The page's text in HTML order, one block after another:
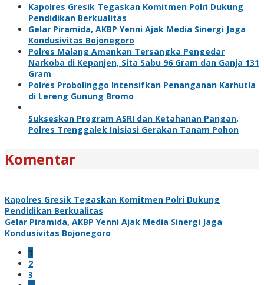
Kapolres Gresik Tegaskan Komitmen Polri Dukung
Pendidikan Berkualitas
Gelar Piramida, AKBP Yenni Ajak Media Sinergi Jaga
Kondusivitas Bojonegoro
Polres Malang Amankan Tersangka Pengedar
Narkoba di Kepanjen, Sita Sabu 96 Gram dan Ganja 131
Gram
Polres Probolinggo Intensifkan Penanganan Karhutla
di Lereng Gunung Bromo
Sukseskan Program ASRI dan Ketahanan Pangan,
Polres Trenggalek Inisiasi Gerakan Tanam Pohon
Komentar
Kapolres Gresik Tegaskan Komitmen Polri Dukung
Pendidikan Berkualitas
Gelar Piramida, AKBP Yenni Ajak Media Sinergi Jaga
Kondusivitas Bojonegoro
1
2
3